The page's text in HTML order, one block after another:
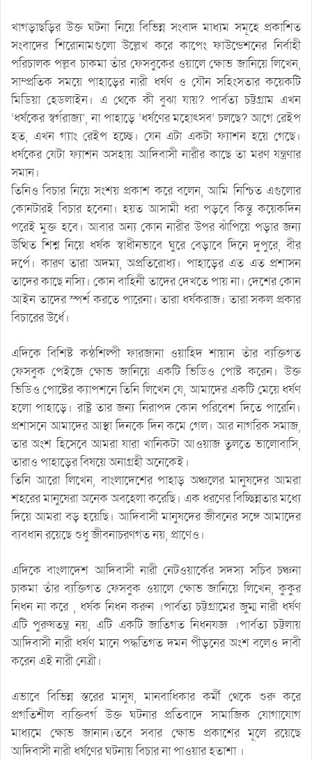
খাগড়াছড়ির উক্ত ঘটনা নিয়ে বিভিন্ন সংবাদ মাধ্যম সমূহে প্রকাশিত
সংবাদের শিরোনামগুলো উল্লেখ করে কাপেং ফাউন্ডেশনের নির্বাহী
পরিচালক পল্লব চাকমা তাঁর ফেসবুকের ওয়ালে ক্ষোভ জানিয়ে লিখেন,
সাম্প্রতিক সময়ে পাহাড়ের নারী ধর্ষণ ও যৌন সহিংসতার কয়েকটি
মিডিয়া হেডলাইন। এ থেকে কী বুঝা যায়? পার্বত্য চট্টগ্রাম এখন
‘ধর্ষকের স্বর্গরাজ্য’, না পাহাড়ে ‘ধর্ষণের মহোৎসব’ চলছে? আগে রেইপ
হত, এখন গ্যাং রেইপ হচ্ছে। যেন এটা একটা ফ্যাশন হয়ে গেছে।
ধর্ষকের যেটা ফ্যাশন অসহায় আদিবাসী নারীর কাছে তা মরণ যন্ত্রণার
সমান।
তিনিও বিচার নিয়ে সংশয় প্রকাশ করে বলেন, আমি নিশ্চিত এগুলোর
কোনটারই বিচার হবেনা। হয়ত আসামী ধরা পড়বে কিন্তু কয়েকদিন
পরেই মুক্ত হবে। আবার অন্য কোন নারীর উপর ঝাঁপিয়ে পড়ার জন্য
উত্থিত শিশ্ন নিয়ে ধর্ষক স্বাধীনভাবে ঘুরে বেড়াবে দিনে দুপুরে, বীর
দর্পে। কারণ তারা অদম্য, অপ্রতিরোধ্য। পাহাড়ের এত এত প্রশাসন
তাদের কাছে নস্যি। কোন বাহিনী তাদের দেখতে পায় না। দেশের কোন
আইন তাদের স্পর্শ করতে পারেনা। তারা ধর্ষকরাজ। তারা সকল প্রকার
বিচারের উর্ধে।
এদিকে বিশিষ্ট কন্ঠশিল্পী ফারজানা ওয়াহিদ শায়ান তাঁর ব্যক্তিগত
ফেসবুক পেইজে ক্ষোভ জানিয়ে একটি ভিডিও পোষ্ট করেন। উক্ত
ভিডিও পোষ্টের ক্যাপশনে তিনি লিখেন যে, আমাদের একটি মেয়ে ধর্ষণ
হলো পাহাড়ে। রাষ্ট্র তার জন্য নিরাপদ কোন পরিবেশ দিতে পারেনি।
প্রশাসনে আমাদের আস্থা দিনকে দিন কমে গেল। আর নাগরিক সমাজ,
তার অংশ হিসেবে আমরা যারা খানিকটা আওয়াজ তুলতে ভালোবাসি,
তারাও পাহাড়ের বিষয়ে অনাগ্রহী অনেকেই।
তিনি আরো লিখেন, বাংলাদেশের পাহাড় অঞ্চলের মানুষদের আমরা
শহরের মানুষেরা অনেক অবহেলা করেছি। এক ধরণের বিচ্ছিন্নতার মধ্যে
দিয়ে আমরা বড় হয়েছি। আদিবাসী মানুষদের জীবনের সঙ্গে আমাদের
ব্যবধান রয়েছে শুধু জীবনাচরণগত নয়, প্রাণেও।
এদিকে বাংলাদেশ আদিবাসী নারী নেটওয়ার্কের সদস্য সচিব চঞ্চনা
চাকমা তাঁর ব্যক্তিগত ফেসবুক ওয়ালে ক্ষোভ জানিয়ে লিখেন, কুকুর
নিধন না করে , ধর্ষক নিধন করুন ।পার্বত্য চট্টগ্রামের জুম্ম নারী ধর্ষণ
এটি পুরুষতন্ত্র নয়, এটি একটি জাতিগত নিধনযজ্ঞ ।পার্বত্য চট্টলায়
আদিবাসী নারী ধর্ষণ মানে পদ্ধতিগত দমন পীড়নের অংশ বলেও দাবী
করেন এই নারী নেত্রী।
এভাবে বিভিন্ন স্তরের মানুষ, মানবাধিকার কর্মী থেকে শুরু করে
প্রগতিশীল ব্যক্তিবর্গ উক্ত ঘটনার প্রতিবাদে সামাজিক যোগাযোগ
মাধ্যমে ক্ষোভ জানান।তবে সবার ক্ষোভ প্রকাশের মূলে রয়েছে
আদিবাসী নারী ধর্ষণের ঘটনায় বিচার না পাওয়ার হতাশা ।